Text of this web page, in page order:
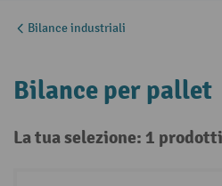
Bilance industriali
Bilance per pallet
La tua selezione: 1 prodotti